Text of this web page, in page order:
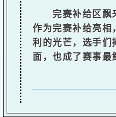
完赛补给区飘
作为完赛补给亮相
利的光芒，选手们
面，也成了赛事最